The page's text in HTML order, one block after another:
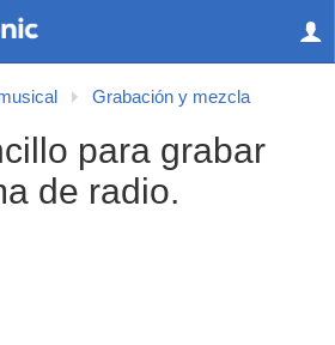
Grabación y mezcla
para grabar
de radio.